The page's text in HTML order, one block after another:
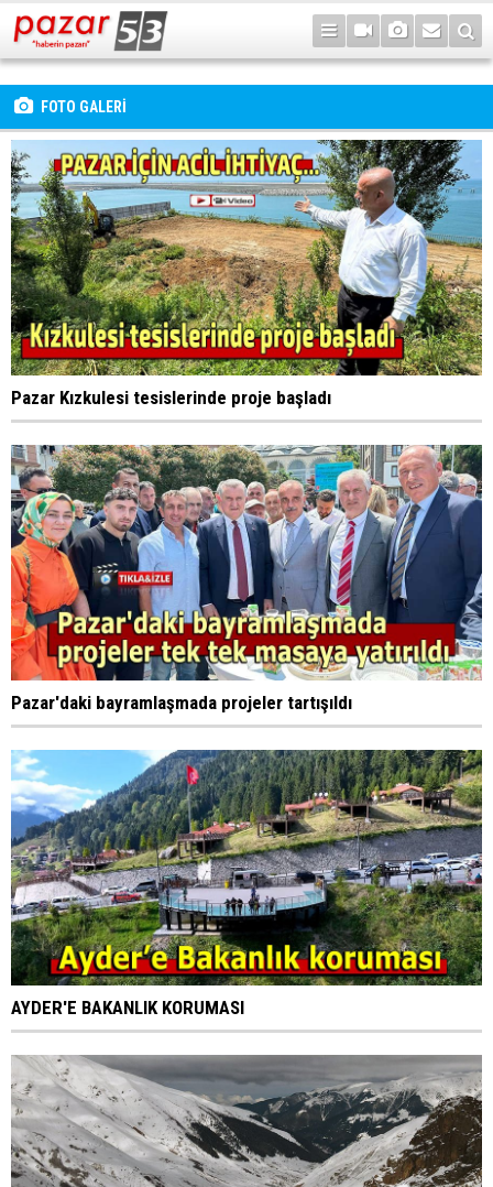
FOTO GALERİ
Pazar Kızkulesi tesislerinde proje başladı
Pazar'daki bayramlaşmada projeler tartışıldı
AYDER'E BAKANLIK KORUMASI